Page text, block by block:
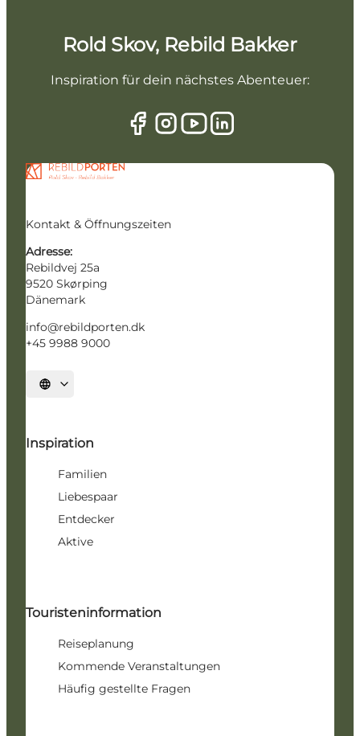
Rold Skov, Rebild Bakker
Inspiration für dein nächstes Abenteuer:
Kontakt & Öffnungszeiten
Adresse:
Rebildvej 25a
9520 Skørping
Dänemark
info@rebildporten.dk
+45 9988 9000
Sprache auswählen
Inspiration
Familien
Liebespaar
Entdecker
Aktive
Touristeninformation
Reiseplanung
Kommende Veranstaltungen
Häufig gestellte Fragen